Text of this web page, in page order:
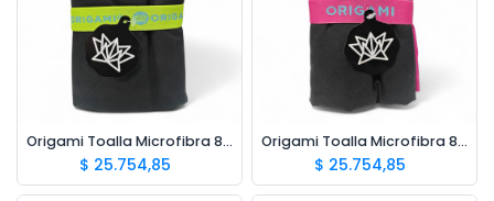
Origami Toalla Microfibra 80x160cm Negro/Verde
$ 25.754,85
Origami Toalla Microfibra 80x160cm Negro/Rosa
$ 25.754,85